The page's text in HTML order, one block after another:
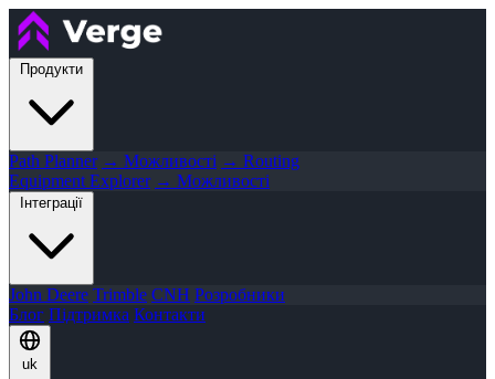
Продукти
Path Planner → Можливості → Routing
Equipment Explorer → Можливості
Інтеграції
John Deere Trimble CNH Розробники
Блог Підтримка Контакти
uk